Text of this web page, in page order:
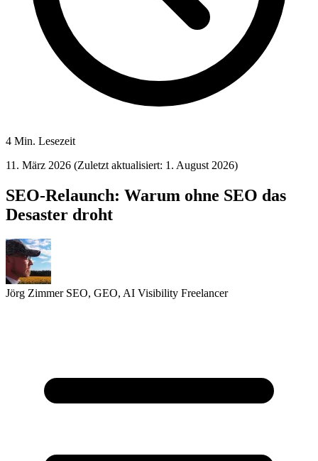
4 Min. Lesezeit
11. März 2026 (Zuletzt aktualisiert: 1. August 2026)
SEO-Relaunch: Warum ohne SEO das
Desaster droht
Jörg Zimmer SEO, GEO, AI Visibility Freelancer